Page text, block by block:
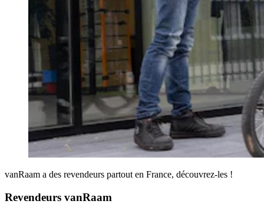
vanRaam a des revendeurs partout en France, découvrez-les !
Revendeurs vanRaam